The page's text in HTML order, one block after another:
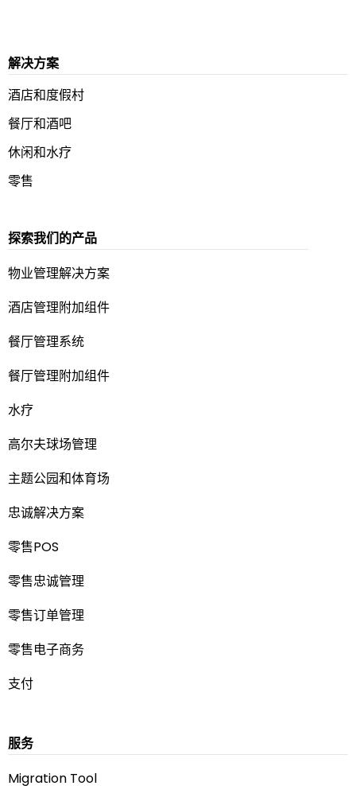
解决方案
酒店和度假村
餐厅和酒吧
休闲和水疗
零售
探索我们的产品
物业管理解决方案
酒店管理附加组件
餐厅管理系统
餐厅管理附加组件
水疗
高尔夫球场管理
主题公园和体育场
忠诚解决方案
零售POS
零售忠诚管理
零售订单管理
零售电子商务
支付
服务
Migration Tool